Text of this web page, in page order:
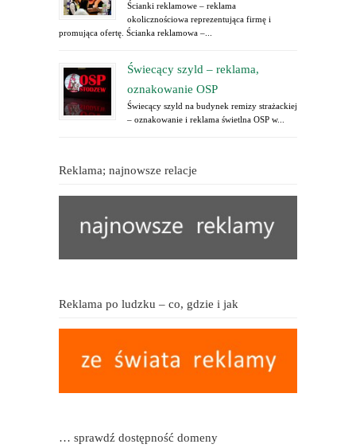
Ścianki reklamowe – reklama
okolicznościowa reprezentująca firmę i
promująca ofertę. Ścianka reklamowa –...
Świecący szyld – reklama,
oznakowanie OSP
Świecący szyld na budynek remizy strażackiej
– oznakowanie i reklama świetlna OSP w...
Reklama; najnowsze relacje
Reklama po ludzku – co, gdzie i jak
… sprawdź dostępność domeny